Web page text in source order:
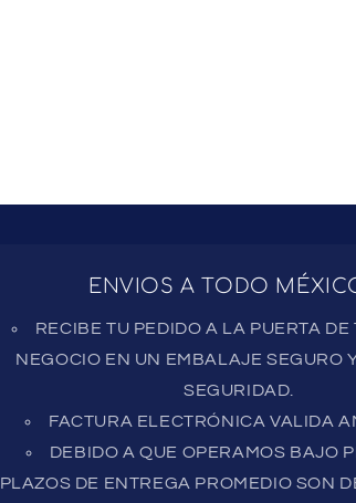
ENVIOS A TODO
RECIBE TU PEDIDO A LA PUERTA DE
NEGOCIO EN UN EMBALAJE SEGURO
SEGURIDAD.
FACTURA ELECTRÓNICA VALIDA
DEBIDO A QUE OPERAMOS BAJO
PLAZOS DE ENTREGA PROMEDIO SON